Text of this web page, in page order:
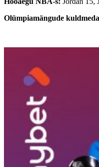
Olümpiamängude